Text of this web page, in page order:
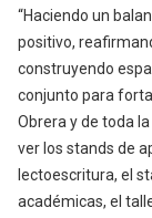
“Haciendo un
positivo,
construyendo
conjunto para
Obrera y de toda
ver los stands de
lectoescritura, el
académicas, el